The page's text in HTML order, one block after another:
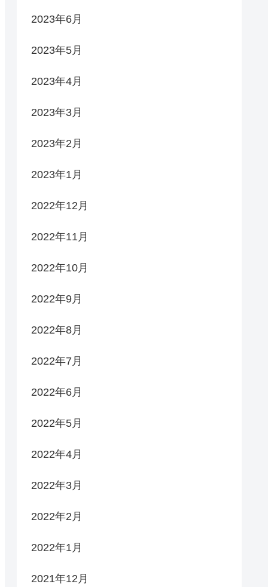
2023年6月
2023年5月
2023年4月
2023年3月
2023年2月
2023年1月
2022年12月
2022年11月
2022年10月
2022年9月
2022年8月
2022年7月
2022年6月
2022年5月
2022年4月
2022年3月
2022年2月
2022年1月
2021年12月